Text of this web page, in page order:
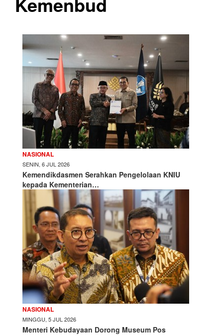
NASIONAL
SENIN, 6 JUL 2026
Kemendikdasmen Serahkan Pengelolaan KNIU
kepada Kementerian…
NASIONAL
MINGGU, 5 JUL 2026
Menteri Kebudayaan Dorong Museum Pos